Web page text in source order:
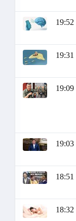
19:52
19:31
19:09
19:03
18:51
18:32